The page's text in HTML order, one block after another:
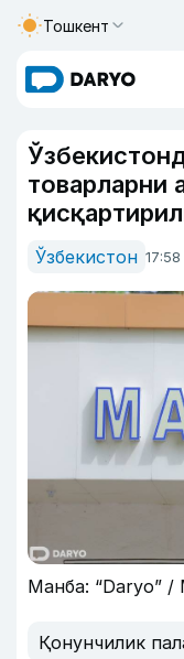
Тошкент
Ўзбекистон
Манба: “Daryo” /
Қонунчилик